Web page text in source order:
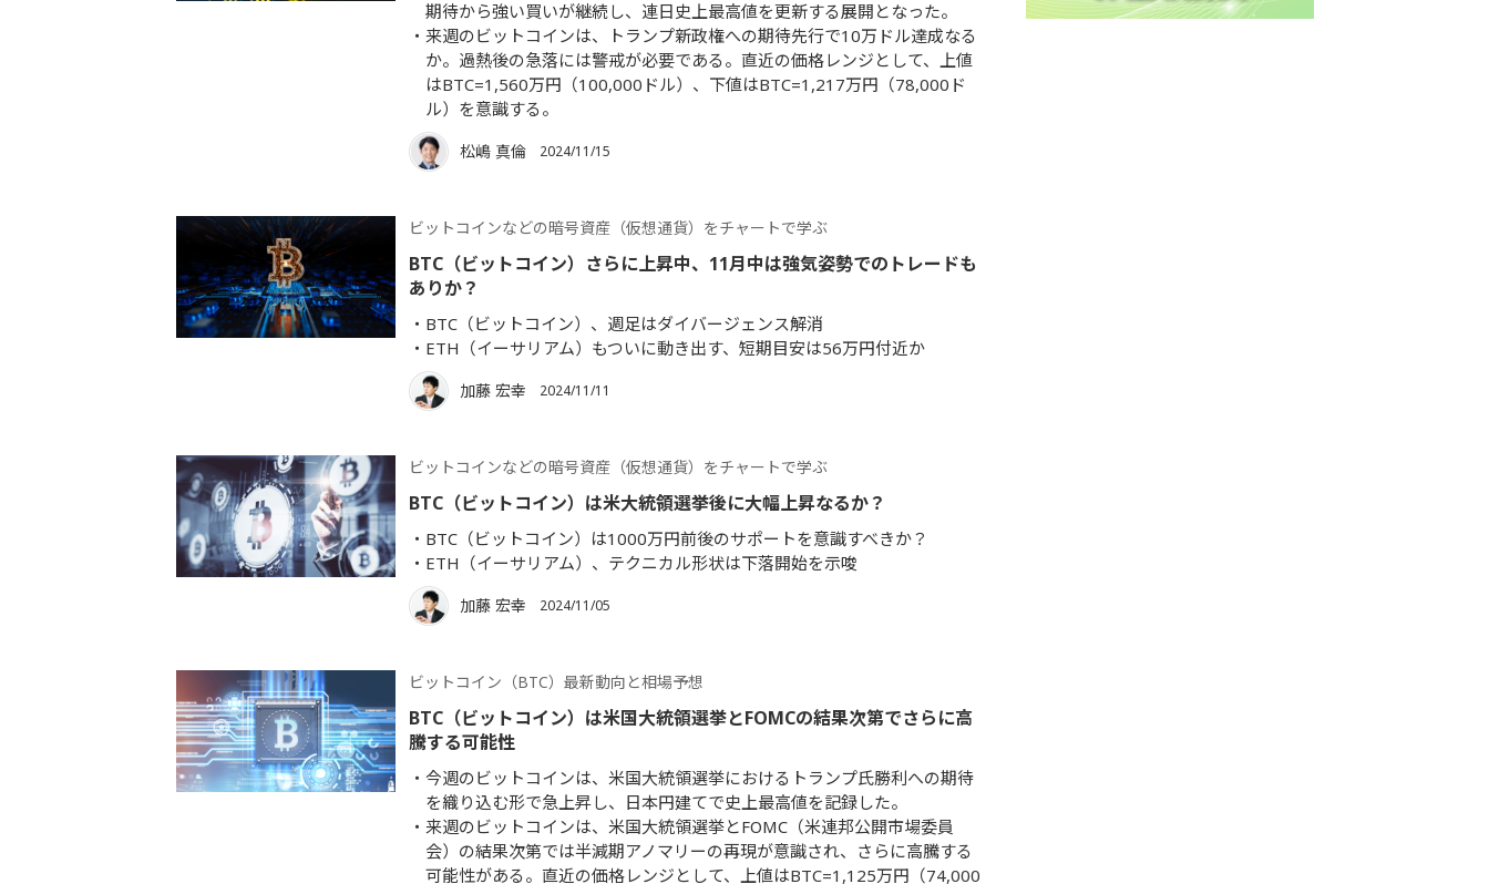
期待から強い買いが継続し、連日史上最高値を更新する展開となった。
来週のビットコインは、トランプ新政権への期待先行で10万ドル達成なる
か。過熱後の急落には警戒が必要である。直近の価格レンジとして、上値
はBTC=1,560万円（100,000ドル）、下値はBTC=1,217万円（78,000ド
ル）を意識する。
松嶋 真倫 2024/11/15
ビットコインなどの暗号資産（仮想通貨）をチャートで学ぶ
BTC（ビットコイン）さらに上昇中、11月中は強気姿勢でのトレードも
ありか？
BTC（ビットコイン）、週足はダイバージェンス解消
ETH（イーサリアム）もついに動き出す、短期目安は56万円付近か
加藤 宏幸 2024/11/11
ビットコインなどの暗号資産（仮想通貨）をチャートで学ぶ
BTC（ビットコイン）は米大統領選挙後に大幅上昇なるか？
BTC（ビットコイン）は1000万円前後のサポートを意識すべきか？
ETH（イーサリアム）、テクニカル形状は下落開始を示唆
加藤 宏幸 2024/11/05
ビットコイン（BTC）最新動向と相場予想
BTC（ビットコイン）は米国大統領選挙とFOMCの結果次第でさらに高
騰する可能性
今週のビットコインは、米国大統領選挙におけるトランプ氏勝利への期待
を織り込む形で急上昇し、日本円建てで史上最高値を記録した。
来週のビットコインは、米国大統領選挙とFOMC（米連邦公開市場委員
会）の結果次第では半減期アノマリーの再現が意識され、さらに高騰する
可能性がある。直近の価格レンジとして、上値はBTC=1,125万円（74,000